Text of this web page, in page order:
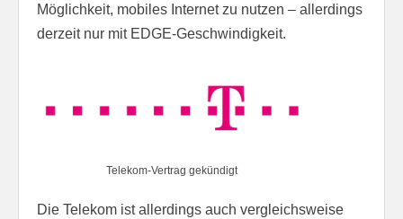
Möglichkeit, mobiles Internet zu nutzen – allerdings
derzeit nur mit EDGE-Geschwindigkeit.
Telekom-Vertrag gekündigt
Die Telekom ist allerdings auch vergleichsweise